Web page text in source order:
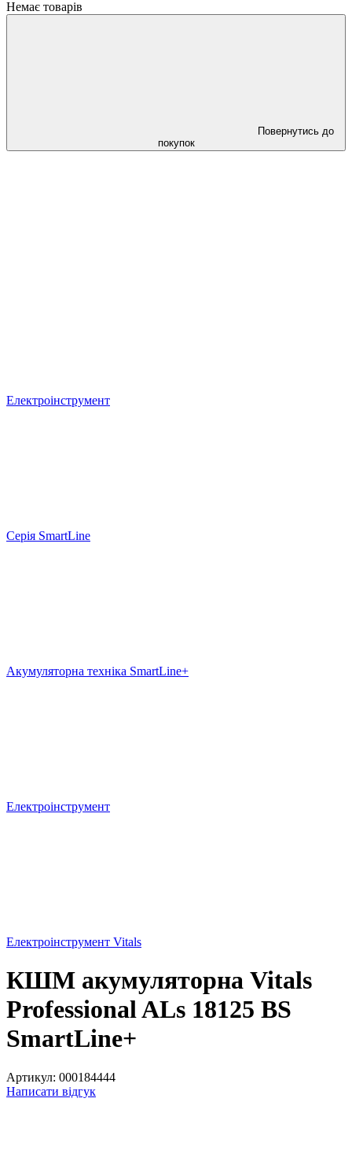
Немає товарів
Повернутись до
покупок
Електроінструмент
Серія SmartLine
Акумуляторна техніка SmartLine+
Електроінструмент
Електроінструмент Vitals
КШМ акумуляторна Vitals
Professional ALs 18125 BS
SmartLine+
Артикул: 000184444
Написати відгук